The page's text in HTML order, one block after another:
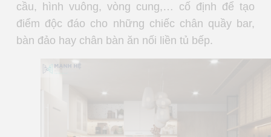
cầu, hình vuông, vòng cung,… cố định để tạo
điểm độc đáo cho những chiếc chân quầy bar,
bàn đảo hay chân bàn ăn nối liền tủ bếp.